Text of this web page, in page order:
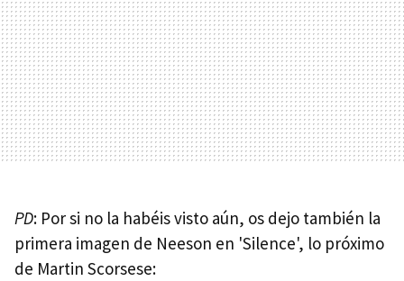
PD: Por si no la habéis visto aún, os dejo también la
primera imagen de Neeson en 'Silence', lo próximo
de Martin Scorsese: